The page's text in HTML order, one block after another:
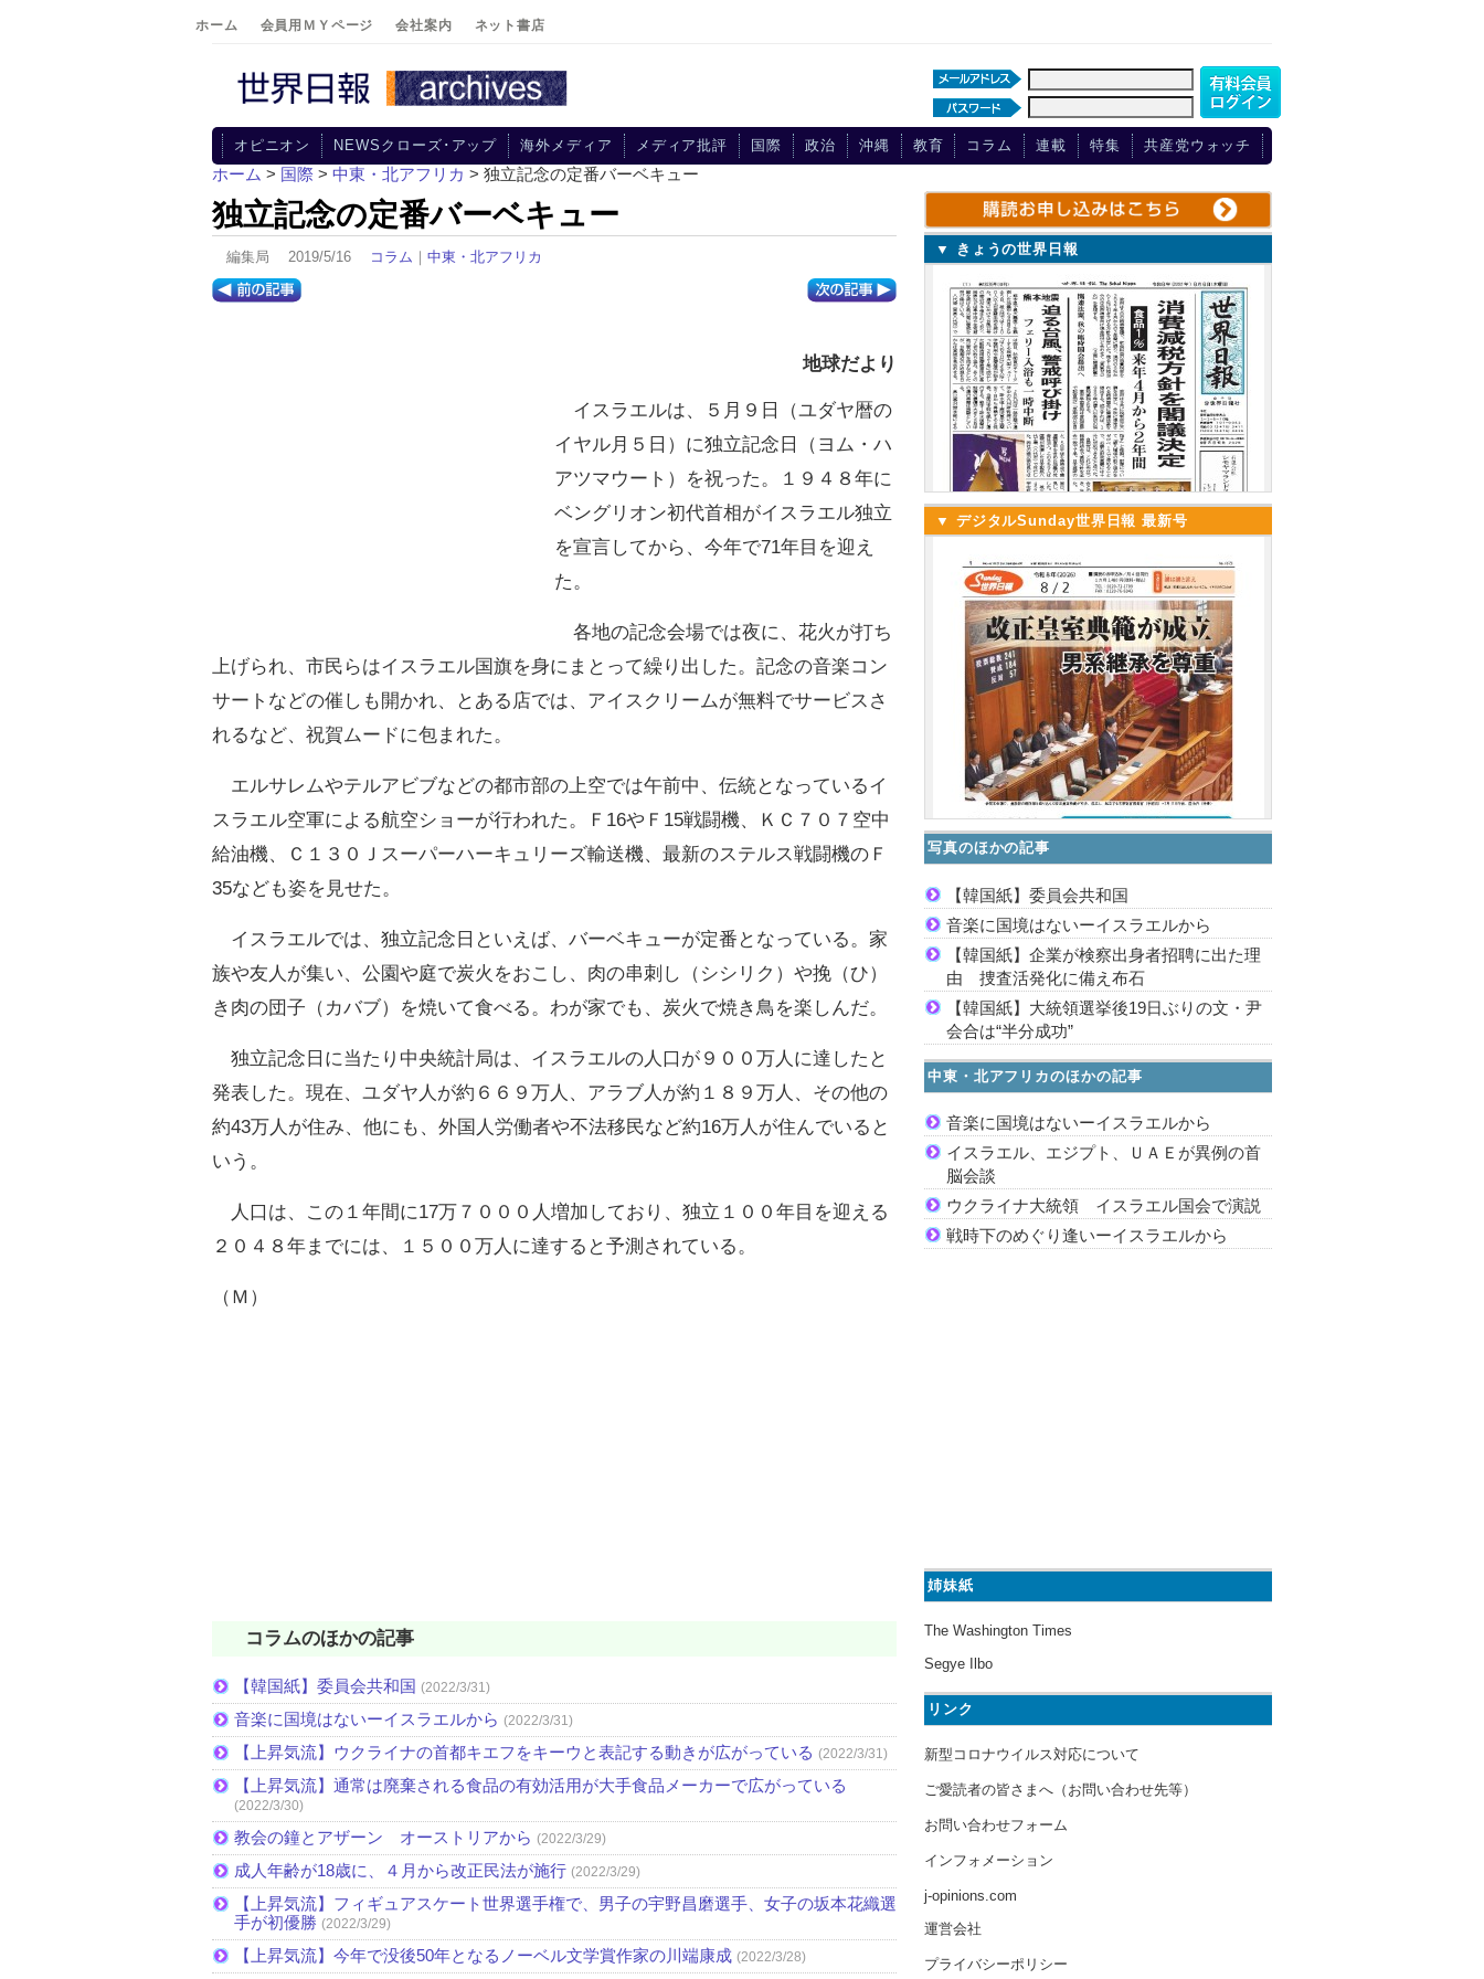
ホーム 会員用ＭＹページ 会社案内 ネット書店
オピニオン NEWSクローズ･アップ 海外メディア メディア批評 国際 政治 沖縄 教育 コラム 連載 特集 共産党ウォッチ
ホーム > 国際 > 中東・北アフリカ > 独立記念の定番バーベキュー
独立記念の定番バーベキュー
編集局 2019/5/16 コラム ｜ 中東・北アフリカ
地球だより
イスラエルは、５月９日（ユダヤ暦の
イヤル月５日）に独立記念日（ヨム・ハ
アツマウート）を祝った。１９４８年に
ベングリオン初代首相がイスラエル独立
を宣言してから、今年で71年目を迎え
た。
各地の記念会場では夜に、花火が打ち
上げられ、市民らはイスラエル国旗を身にまとって繰り出した。記念の音楽コン
サートなどの催しも開かれ、とある店では、アイスクリームが無料でサービスさ
れるなど、祝賀ムードに包まれた。
エルサレムやテルアビブなどの都市部の上空では午前中、伝統となっているイ
スラエル空軍による航空ショーが行われた。Ｆ16やＦ15戦闘機、ＫＣ７０７空中
給油機、Ｃ１３０Ｊスーパーハーキュリーズ輸送機、最新のステルス戦闘機のＦ
35なども姿を見せた。
イスラエルでは、独立記念日といえば、バーベキューが定番となっている。家
族や友人が集い、公園や庭で炭火をおこし、肉の串刺し（シシリク）や挽（ひ）
き肉の団子（カバブ）を焼いて食べる。わが家でも、炭火で焼き鳥を楽しんだ。
独立記念日に当たり中央統計局は、イスラエルの人口が９００万人に達したと
発表した。現在、ユダヤ人が約６６９万人、アラブ人が約１８９万人、その他の
約43万人が住み、他にも、外国人労働者や不法移民など約16万人が住んでいると
いう。
人口は、この１年間に17万７０００人増加しており、独立１００年目を迎える
２０４８年までには、１５００万人に達すると予測されている。
（Ｍ）
コラムのほかの記事
【韓国紙】委員会共和国 (2022/3/31)
音楽に国境はないーイスラエルから (2022/3/31)
【上昇気流】ウクライナの首都キエフをキーウと表記する動きが広がっている (2022/3/31)
【上昇気流】通常は廃棄される食品の有効活用が大手食品メーカーで広がっている
(2022/3/30)
教会の鐘とアザーン オーストリアから (2022/3/29)
成人年齢が18歳に、４月から改正民法が施行 (2022/3/29)
【上昇気流】フィギュアスケート世界選手権で、男子の宇野昌磨選手、女子の坂本花織選
手が初優勝 (2022/3/29)
【上昇気流】今年で没後50年となるノーベル文学賞作家の川端康成 (2022/3/28)
▼ きょうの世界日報
▼ デジタルSunday世界日報 最新号
写真のほかの記事
【韓国紙】委員会共和国
音楽に国境はないーイスラエルから
【韓国紙】企業が検察出身者招聘に出た理
由 捜査活発化に備え布石
【韓国紙】大統領選挙後19日ぶりの文・尹
会合は“半分成功”
中東・北アフリカのほかの記事
音楽に国境はないーイスラエルから
イスラエル、エジプト、ＵＡＥが異例の首
脳会談
ウクライナ大統領 イスラエル国会で演説
戦時下のめぐり逢いーイスラエルから
姉妹紙
The Washington Times
Segye Ilbo
リンク
新型コロナウイルス対応について
ご愛読者の皆さまへ（お問い合わせ先等）
お問い合わせフォーム
インフォメーション
j-opinions.com
運営会社
プライバシーポリシー